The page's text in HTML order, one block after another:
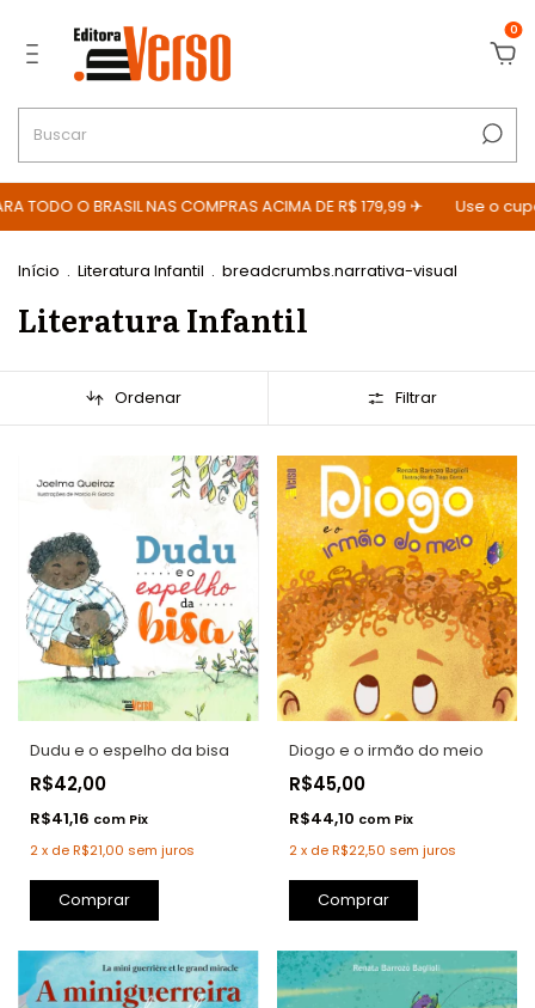
0
O BRASIL NAS COMPRAS ACIMA DE R$ 179,99 ✈ Use o cupom
Início . Literatura Infantil . breadcrumbs.narrativa-visual
Literatura Infantil
Ordenar Filtrar
Dudu e o espelho da bisa
R$42,00
R$41,16 com Pix
2x deR$21,00 sem juros
Comprar
Diogo e o irmão do meio
R$45,00
R$44,10 com Pix
2 x deR$22,50 sem juros
Comprar